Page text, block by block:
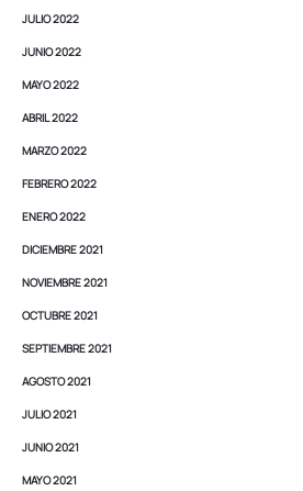
JULIO 2022
JUNIO 2022
MAYO 2022
ABRIL 2022
MARZO 2022
FEBRERO 2022
ENERO 2022
DICIEMBRE 2021
NOVIEMBRE 2021
OCTUBRE 2021
SEPTIEMBRE 2021
AGOSTO 2021
JULIO 2021
JUNIO 2021
MAYO 2021